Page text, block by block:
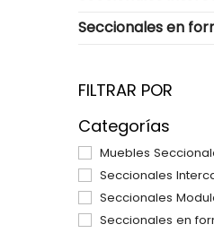
Seccionales en
FILTRAR POR
Categorías
Muebles
Seccionales
Seccionales
Seccionales en